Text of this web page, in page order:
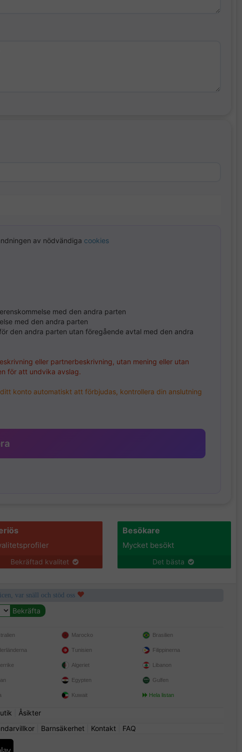
av nödvändiga cookies
med den andra parten
med den andra parten
den andra parten utan föregående avtal med den andra
eller partnerbeskrivning, utan mening eller utan
för att undvika avslag.
konto automatiskt att förbjudas, kontrollera din anslutning
Bekräftad kvalitet
Besökare
Mycket besökt
Det bästa
var snäll och stöd oss
Marocko
Tunisien
Algeriet
Egypten
Kuwait
Brasilien
Filippinerna
Libanon
Gulfen
Hela listan
Åsikter
Barnsäkerhet Kontakt FAQ